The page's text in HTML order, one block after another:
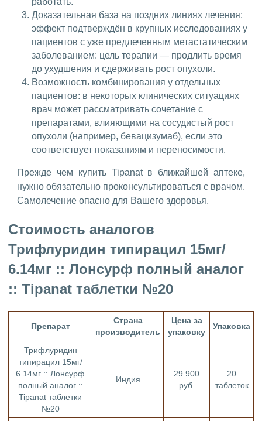
Доказательная база на поздних линиях лечения:
эффект подтверждён в крупных исследованиях у
пациентов с уже предлеченным метастатическим
заболеванием: цель терапии — продлить время
до ухудшения и сдерживать рост опухоли.
Возможность комбинирования у отдельных
пациентов: в некоторых клинических ситуациях
врач может рассматривать сочетание с
препаратами, влияющими на сосудистый рост
опухоли (например, бевацизумаб), если это
соответствует показаниям и переносимости.
Прежде чем купить Tipanat в ближайшей аптеке,
нужно обязательно проконсультироваться с врачом.
Самолечение опасно для Вашего здоровья.
Стоимость аналогов
Трифлуридин типирацил 15мг/
6.14мг :: Лонсурф полный аналог
:: Tipanat таблетки №20
Препарат
Страна
производитель
Цена за
упаковку
Упаковка
Трифлуридин
типирацил 15мг/
6.14мг :: Лонсурф
полный аналог ::
Tipanat таблетки
№20
Индия
29 900
руб.
20
таблеток